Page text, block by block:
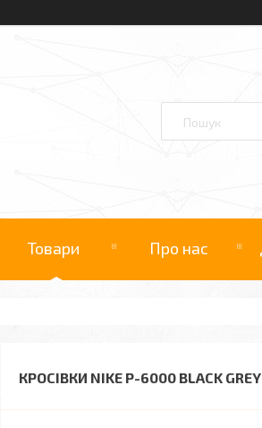
Товари Про нас
КРОСІВКИ NIKE P-6000 BLACK